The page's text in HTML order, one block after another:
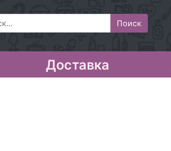
Доставка